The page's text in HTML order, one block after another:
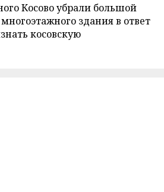
Косово убрали большой
здания в ответ
косовскую